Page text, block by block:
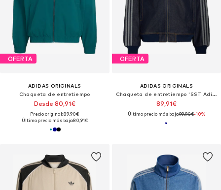
OFERTA
ADIDAS ORIGINALS
Chaqueta de entretiempo
Desde 80,91€
Precio original: 89,90€
Último precio más bajo:80,91€
OFERTA
ADIDAS ORIGINALS
Chaqueta de entretiempo 'SST Adicolor'
89,91€
Último precio más bajo:99,90€-10%